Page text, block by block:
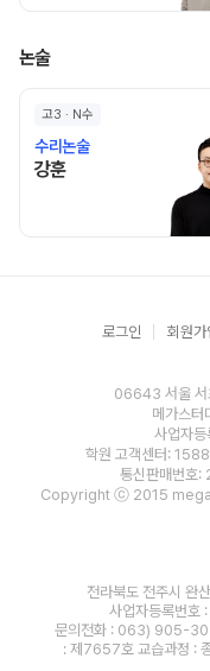
논술
고3 · N수
수리논술
강훈강훈 선생님 홈 바로
로그인 회원가
06643 서울 서
메가스터
사업자
학원 고객센터:
통신판매번
Copyright ⓒ 2015
전라북도 전주시 완
사업자등록번
문의전화 : 063) 905-
: 제7657호 교습과정 :